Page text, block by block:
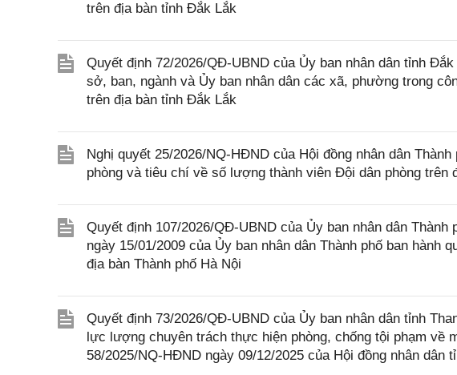
trên địa bàn tỉnh Đắk Lắk
Quyết định 72/2026/QĐ-UBND của Ủy ban nhân dân tỉnh
sở, ban, ngành và Ủy ban nhân dân các xã, phường trong
trên địa bàn tỉnh Đắk Lắk
Nghị quyết 25/2026/NQ-HĐND của Hội đồng nhân dân
phòng và tiêu chí về số lượng thành viên Đội dân phòng trên
Quyết định 107/2026/QĐ-UBND của Ủy ban nhân dân
ngày 15/01/2009 của Ủy ban nhân dân Thành phố ban hành
địa bàn Thành phố Hà Nội
Quyết định 73/2026/QĐ-UBND của Ủy ban nhân dân tỉnh
lực lượng chuyên trách thực hiện phòng, chống tội phạm về
58/2025/NQ-HĐND ngày 09/12/2025 của Hội đồng nhân dân